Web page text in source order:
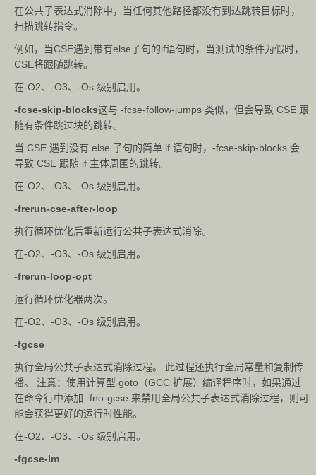
在公共子表达式消除中，当任何其他路径都没有到达跳转目标时，
扫描跳转指令。
例如，当CSE遇到带有else子句的if语句时，当测试的条件为假时，
CSE将跟随跳转。
在-O2、-O3、-Os 级别启用。
-fcse-skip-blocks这与 -fcse-follow-jumps 类似，但会导致 CSE 跟
随有条件跳过块的跳转。
当 CSE 遇到没有 else 子句的简单 if 语句时，-fcse-skip-blocks 会
导致 CSE 跟随 if 主体周围的跳转。
在-O2、-O3、-Os 级别启用。
-frerun-cse-after-loop
执行循环优化后重新运行公共子表达式消除。
在-O2、-O3、-Os 级别启用。
-frerun-loop-opt
运行循环优化器两次。
在-O2、-O3、-Os 级别启用。
-fgcse
执行全局公共子表达式消除过程。 此过程还执行全局常量和复制传
播。 注意：使用计算型 goto（GCC 扩展）编译程序时，如果通过
在命令行中添加 -fno-gcse 来禁用全局公共子表达式消除过程，则可
能会获得更好的运行时性能。
在-O2、-O3、-Os 级别启用。
-fgcse-lm